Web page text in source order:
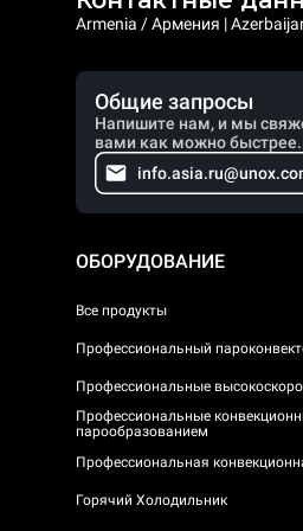
Armenia / Армения |
Общие запросы
Напишите нам, и мы
вами как можно быстрее.
ОБОРУДОВАНИЕ
Все продукты
Профессиональный
Профессиональные
Профессиональные
парообразованием
Профессиональная
Горячий Холодильник